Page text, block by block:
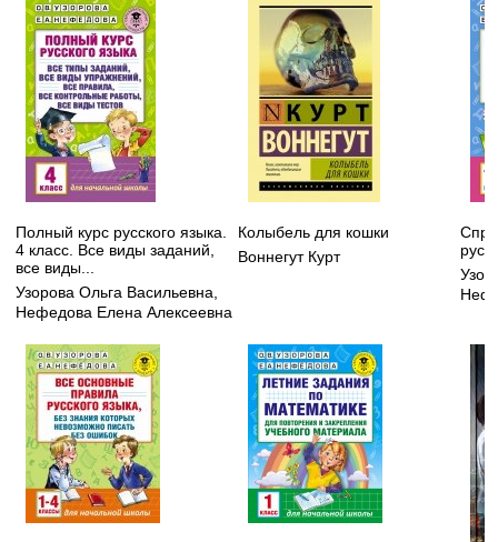
Полный курс русского языка.
4 класс. Все виды заданий,
все виды...
Узорова Ольга Васильевна
Нефедова Елена Алексеевна
Колыбель для кошки
Воннегут Курт